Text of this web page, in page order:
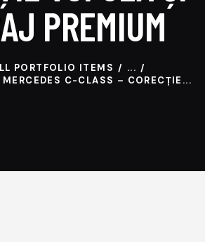
PREMIUM
PORTFOLIO ITEMS
...
C-CLASS – CORECȚIE...